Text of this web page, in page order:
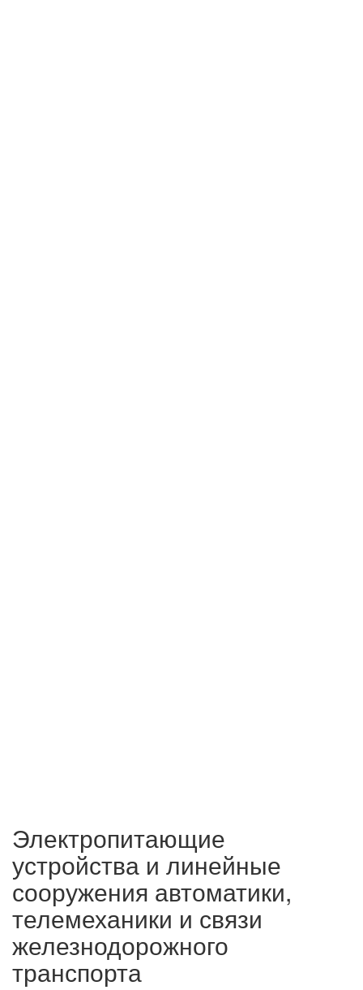
Электропитающие
устройства и линейные
сооружения автоматики,
телемеханики и связи
железнодорожного
транспорта